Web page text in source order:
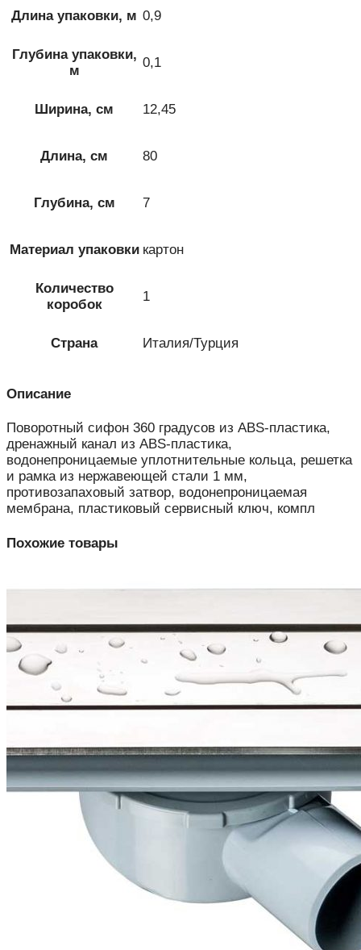
Длина упаковки, м 0,9
Глубина упаковки,
м
0,1
Ширина, см 12,45
Длина, см 80
Глубина, см 7
Материал упаковки картон
Количество
коробок
1
Страна Италия/Турция
Описание
Поворотный сифон 360 градусов из ABS-пластика,
дренажный канал из ABS-пластика,
водонепроницаемые уплотнительные кольца, решетка
и рамка из нержавеющей стали 1 мм,
противозапаховый затвор, водонепроницаемая
мембрана, пластиковый сервисный ключ, компл
Похожие товары